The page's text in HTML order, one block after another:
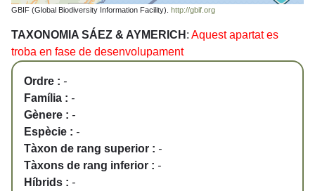
GBIF (Global Biodiversity Information Facility). http://gbif.org
TAXONOMIA SÁEZ & AYMERICH : Aquest apartat es
troba en fase de desenvolupament
Ordre : -
Família : -
Gènere : -
Espècie : -
Tàxon de rang superior : -
Tàxons de rang inferior : -
Híbrids : -